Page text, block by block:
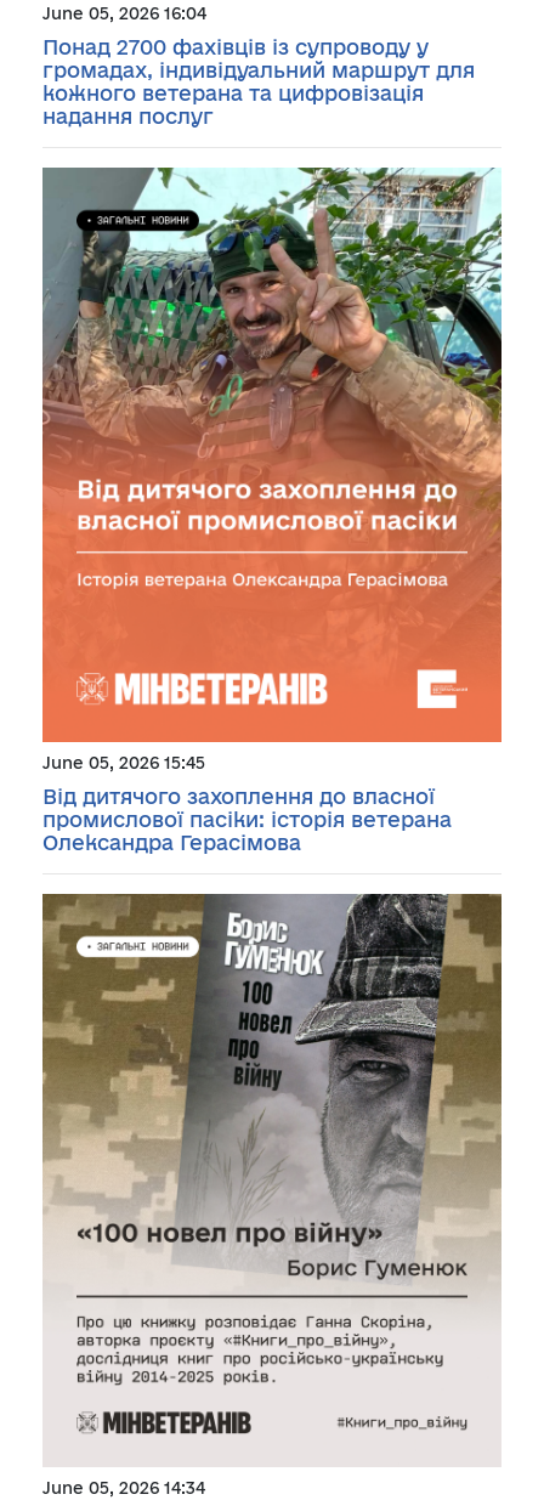
June 05, 2026 16:04
Понад 2700 фахівців із супроводу у
громадах, індивідуальний маршрут для
кожного ветерана та цифровізація
надання послуг
June 05, 2026 15:45
Від дитячого захоплення до власної
промислової пасіки: історія ветерана
Олександра Герасімова
June 05, 2026 14:34